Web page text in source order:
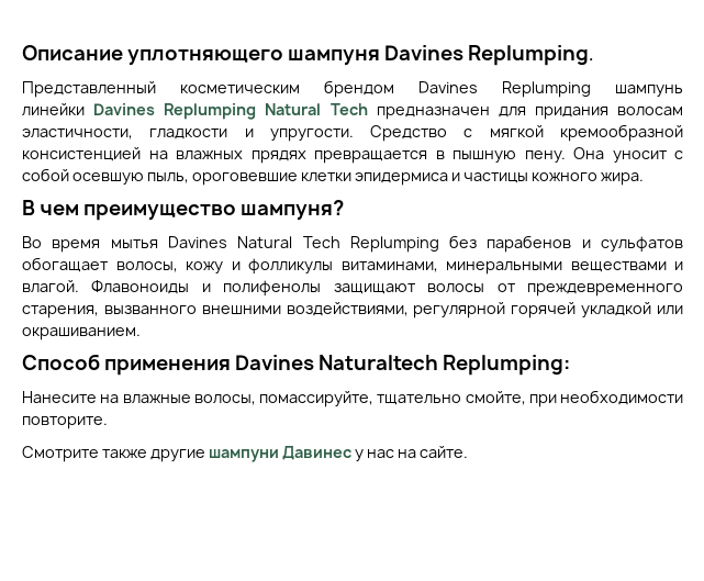
Описание уплотняющего шампуня Davines Replumping.
Представленный косметическим брендом Davines Replumping шампунь
линейки Davines Replumping Natural Techпредназначен для придания волосам
эластичности, гладкости и упругости. Средство с мягкой кремообразной
консистенцией на влажных прядях превращается в пышную пену. Она уносит с
собой осевшую пыль, ороговевшие клетки эпидермиса и частицы кожного жира.
В чем преимущество шампуня?
Во время мытья Davines Natural Tech Replumping без парабенов и сульфатов
обогащает волосы, кожу и фолликулы витаминами, минеральными веществами и
влагой. Флавоноиды и полифенолы защищают волосы от преждевременного
старения, вызванного внешними воздействиями, регулярной горячей укладкой или
окрашиванием.
Способ применения Davines Naturaltech Replumping:
Нанесите на влажные волосы, помассируйте, тщательно смойте, при необходимости
повторите.
Смотрите также другие шампуни Давинесу нас на сайте.